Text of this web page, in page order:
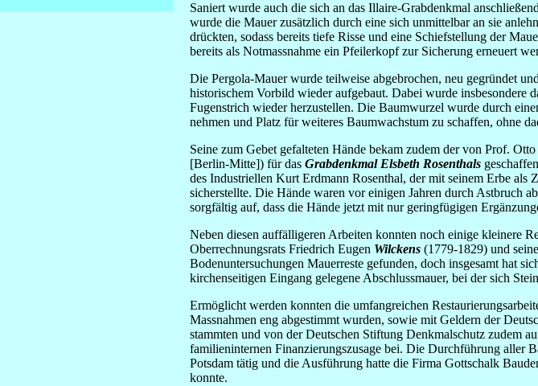
Saniert wurde auch die sich an das Illaire-Grabdenkmal
wurde die Mauer zusätzlich durch eine sich unmittelbar an sie
drückten, sodass bereits tiefe Risse und eine Schiefstellung der
bereits als Notmassnahme ein Pfeilerkopf zur Sicherung erneuert
Die Pergola-Mauer wurde teilweise abgebrochen, neu gegründet
historischem Vorbild wieder aufgebaut. Dabei wurde insbesondere
Fugenstrich wieder herzustellen. Die Baumwurzel wurde durch
nehmen und Platz für weiteres Baumwachstum zu schaffen, ohne
Seine zum Gebet gefalteten Hände bekam zudem der von Prof.
[Berlin-Mitte]) für dasGrabdenkmal Elsbeth Rosenthals
des Industriellen Kurt Erdmann Rosenthal, der mit seinem Erbe
sicherstellte. Die Hände waren vor einigen Jahren durch Astbruch
sorgfältig auf, dass die Hände jetzt mit nur geringfügigen
Neben diesen auffälligeren Arbeiten konnten noch einige kleinere
Oberrechnungsrats Friedrich Eugen Wilckens (1779-1829) und
Bodenuntersuchungen Mauerreste gefunden, doch insgesamt hat
kirchenseitigen Eingang gelegene Abschlussmauer, bei der sich
Ermöglicht werden konnten die umfangreichen
Massnahmen eng abgestimmt wurden, sowie mit Geldern der
stammten und von der Deutschen Stiftung Denkmalschutz zudem
familieninternen Finanzierungszusage bei. Die Durchführung aller
Potsdam tätig und die Ausführung hatte die Firma Gottschalk
konnte.